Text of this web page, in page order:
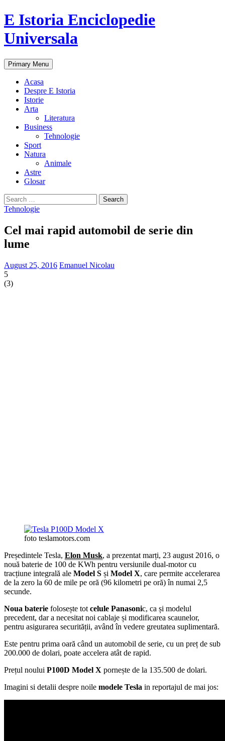
E Istoria Enciclopedie
Universala
Search
Primary Menu Skip
to
Acasa
Despre E Istoria
Istorie
Arta
Literatura
Business
Tehnologie
Sport
Natura
Animale
Astre
Glosar
Search
for:
Tehnologie
Cel mai rapid automobil de serie din
lume
August 25, 2016 Emanuel Nicolau
5
(3)
foto teslamotors.com
Președintele Tesla, Elon Musk, a prezentat marți, 23 august 2016, o
nouă baterie de 100 de KWh pentru versiunile dual-motor cu
tracțiune integrală ale Model S și Model X, care permite accelerarea
de la zero la 60 de mile pe oră (96 kilometri pe oră) în numai 2,5
secunde.
Noua baterie folosește tot celule Panasonic, ca și modelul
precedent, dar a necesitat noi cablaje și modificarea scaunelor,
pentru asigurarea securității, având în vedere greutatea suplimentară.
Este pentru prima oară când un automobil de serie, cu un preț de sub
200.000 de dolari, poate accelera atât de rapid.
Prețul noului P100D Model X pornește de la 135.500 de dolari.
Imagini si detalii despre noile modele Tesla in reportajul de mai jos: